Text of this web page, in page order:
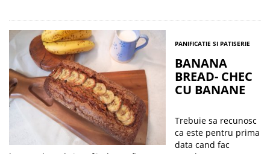
PANIFICATIE SI PATISERIE
BANANA
BREAD- CHEC
CU BANANE
Trebuie sa recunosc
ca este pentru prima
data cand fac